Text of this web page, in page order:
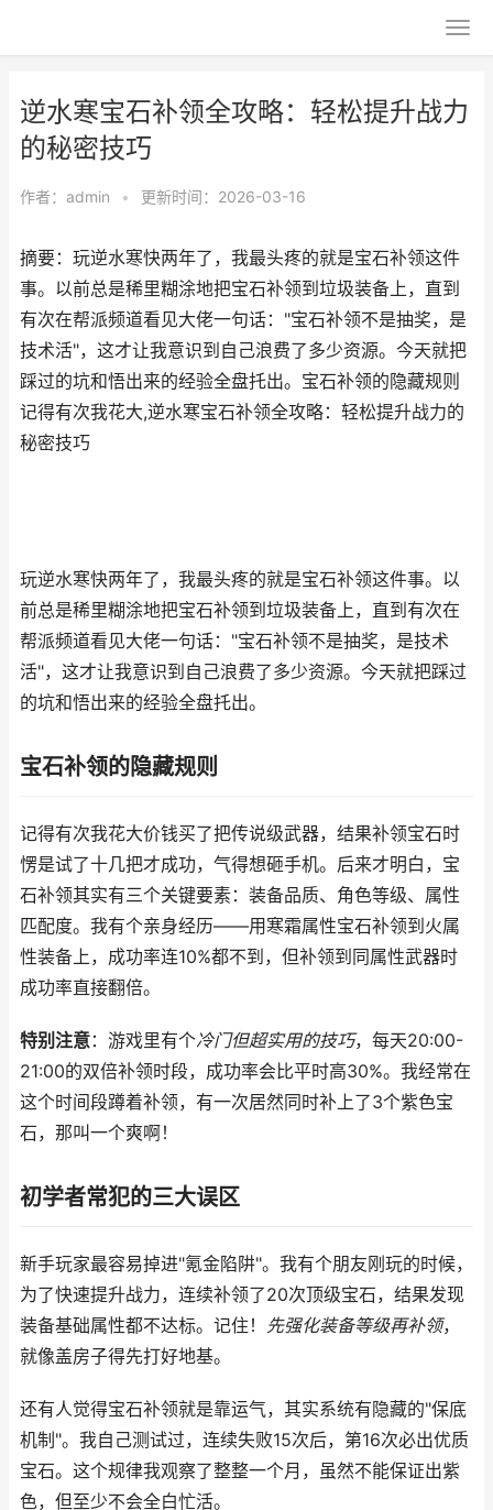
逆水寒宝石补领全攻略：轻松提升战力
的秘密技巧
作者： admin • 更新时间：2026-03-16
摘要：玩逆水寒快两年了，我最头疼的就是宝石补领这件
事。以前总是稀里糊涂地把宝石补领到垃圾装备上，直到
有次在帮派频道看见大佬一句话："宝石补领不是抽奖，是
技术活"，这才让我意识到自己浪费了多少资源。今天就把
踩过的坑和悟出来的经验全盘托出。宝石补领的隐藏规则
记得有次我花大,逆水寒宝石补领全攻略：轻松提升战力的
秘密技巧
玩逆水寒快两年了，我最头疼的就是宝石补领这件事。以
前总是稀里糊涂地把宝石补领到垃圾装备上，直到有次在
帮派频道看见大佬一句话："宝石补领不是抽奖，是技术
活"，这才让我意识到自己浪费了多少资源。今天就把踩过
的坑和悟出来的经验全盘托出。
宝石补领的隐藏规则
记得有次我花大价钱买了把传说级武器，结果补领宝石时
愣是试了十几把才成功，气得想砸手机。后来才明白，宝
石补领其实有三个关键要素：装备品质、角色等级、属性
匹配度。我有个亲身经历——用寒霜属性宝石补领到火属
性装备上，成功率连10%都不到，但补领到同属性武器时
成功率直接翻倍。
特别注意：游戏里有个冷门但超实用的技巧，每天20:00-
21:00的双倍补领时段，成功率会比平时高30%。我经常在
这个时间段蹲着补领，有一次居然同时补上了3个紫色宝
石，那叫一个爽啊！
初学者常犯的三大误区
新手玩家最容易掉进"氪金陷阱"。我有个朋友刚玩的时候，
为了快速提升战力，连续补领了20次顶级宝石，结果发现
装备基础属性都不达标。记住！
先强化装备等级再补领，
就像盖房子得先打好地基。
还有人觉得宝石补领就是靠运气，其实系统有隐藏的"保底
机制"。我自己测试过，连续失败15次后，第16次必出优质
宝石。这个规律我观察了整整一个月，虽然不能保证出紫
色，但至少不会全白忙活。